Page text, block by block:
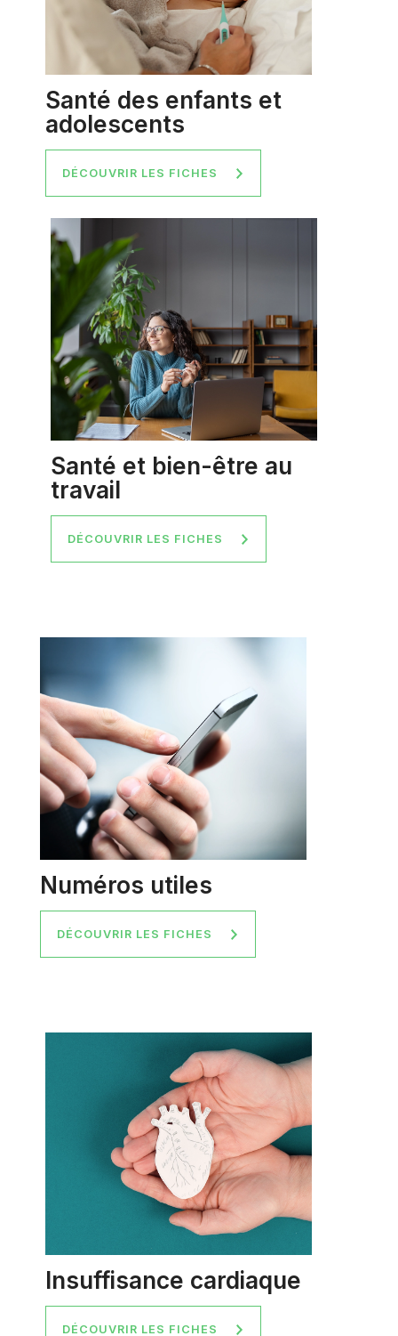
Santé des enfants et
adolescents
DÉCOUVRIR LES FICHES
Santé et bien-être au
travail
DÉCOUVRIR LES FICHES
Numéros utiles
DÉCOUVRIR LES FICHES
Insuffisance cardiaque
DÉCOUVRIR LES FICHES